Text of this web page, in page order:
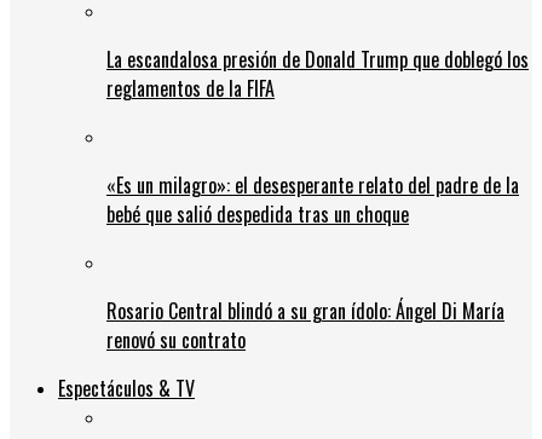
La escandalosa presión de Donald Trump que doblegó los
reglamentos de la FIFA
«Es un milagro»: el desesperante relato del padre de la
bebé que salió despedida tras un choque
Rosario Central blindó a su gran ídolo: Ángel Di María
renovó su contrato
Espectáculos & TV